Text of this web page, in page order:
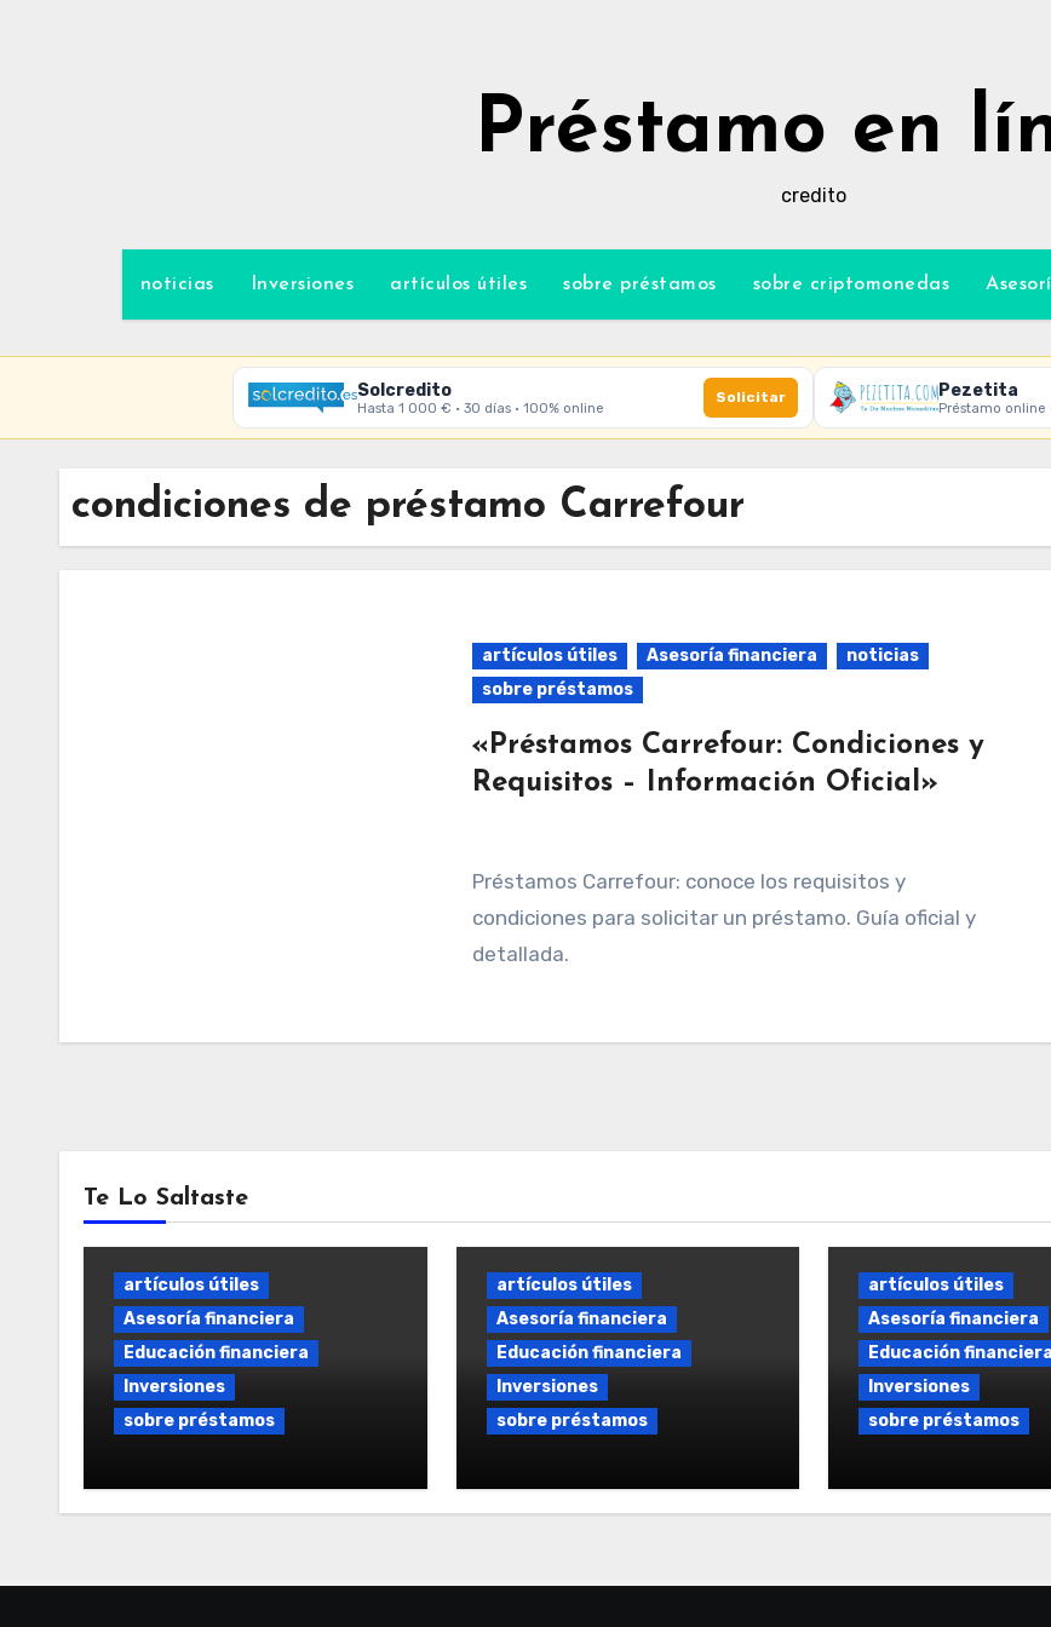
Préstamo en
credito
noticias Inversiones artículos útiles sobre préstamos sobre criptomonedas
Solcredito
Hasta 1 000 € · 30 días · 100% online
Solicitar Pezetita
Préstamo online
condiciones de préstamo Carrefour
artículos útiles Asesoría financiera
noticias
sobre préstamos
«Préstamos Carrefour: Condiciones y
Requisitos – Información Oficial»
Préstamos Carrefour: conoce los requisitos y
condiciones para solicitar un préstamo. Guía oficial y
detallada.
Te Lo Saltaste
artículos útiles
Asesoría financiera
Educación financiera
Inversiones
sobre préstamos
Medida: Soluciones
artículos útiles
Asesoría financiera
Educación financiera
Inversiones
sobre préstamos
Opciones y condiciones en
artículos útiles
Asesoría financiera
Educación financiera
Inversiones
sobre préstamos
Online: Comparar